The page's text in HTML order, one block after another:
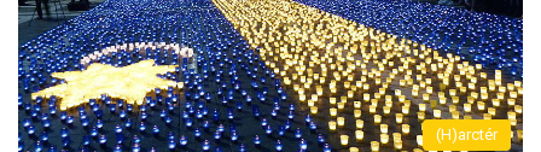
(H)arctér